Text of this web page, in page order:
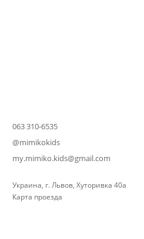
063 310-6535
@mimikokids
my.mimiko.kids@gmail.com
Украина, г. Львов, Хуторивка 40а
Карта проезда